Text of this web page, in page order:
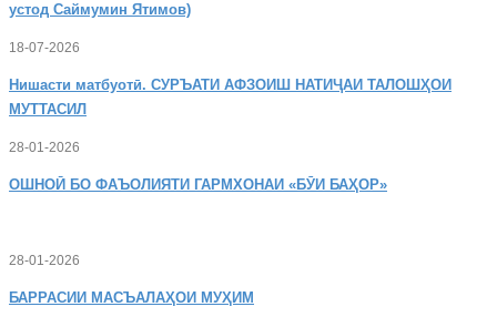
устод Саймумин Ятимов)
18-07-2026
Нишасти матбуотӣ. СУРЪАТИ АФЗОИШ НАТИҶАИ ТАЛОШҲОИ
МУТТАСИЛ
28-01-2026
ОШНОӢ БО ФАЪОЛИЯТИ ГАРМХОНАИ «БӮИ БАҲОР»
28-01-2026
БАРРАСИИ МАСЪАЛАҲОИ МУҲИМ